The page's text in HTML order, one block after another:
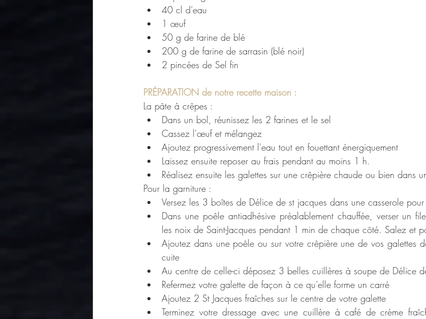
40 cl d’eau
1 œuf
50 g de farine de blé
200 g de farine de sarrasin (blé noir)
2 pincées de Sel fin
PRÉPARATION de notre recette maison :
La pâte à crêpes :
Dans un bol, réunissez les 2 farines et le sel
Cassez l'œuf et mélangez
Ajoutez progressivement l'eau tout en fouettant énergiquement
Laissez ensuite reposer au frais pendant au moins 1 h.
Réalisez ensuite les galettes sur une crêpière chaude ou bien dans
Pour la garniture :
Versez les 3 boîtes de Délice de st jacques dans une casserole
Dans une poêle antiadhésive préalablement chauffée, verser un
les noix de Saint-Jacques pendant 1 min de chaque côté. Salez et
Ajoutez dans une poêle ou sur votre crêpière une de vos galettes
cuite
Au centre de celle-ci déposez 3 belles cuillères à soupe de Délice
Refermez votre galette de façon à ce qu’elle forme un carré
Ajoutez 2 St Jacques fraîches sur le centre de votre galette
Terminez votre dressage avec une cuillère à café de crème